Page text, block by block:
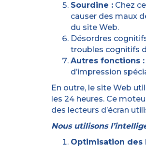
Sourdine :Chez
causer des maux
du site Web.
Désordres
troubles cognitifs
Autres fonctions :
d’impression
En outre, le site Web
les 24 heures. Ce
des lecteurs d’écran
Nous utilisons
Optimisation des